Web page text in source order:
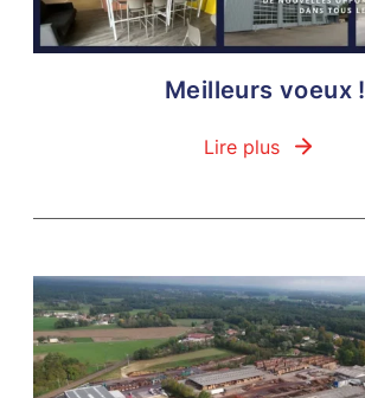
Meilleurs voeux !
Lire plus